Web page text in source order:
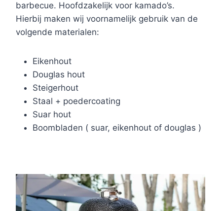
barbecue. Hoofdzakelijk voor kamado’s.
Hierbij maken wij voornamelijk gebruik van de
volgende materialen:
Eikenhout
Douglas hout
Steigerhout
Staal + poedercoating
Suar hout
Boombladen ( suar, eikenhout of douglas )